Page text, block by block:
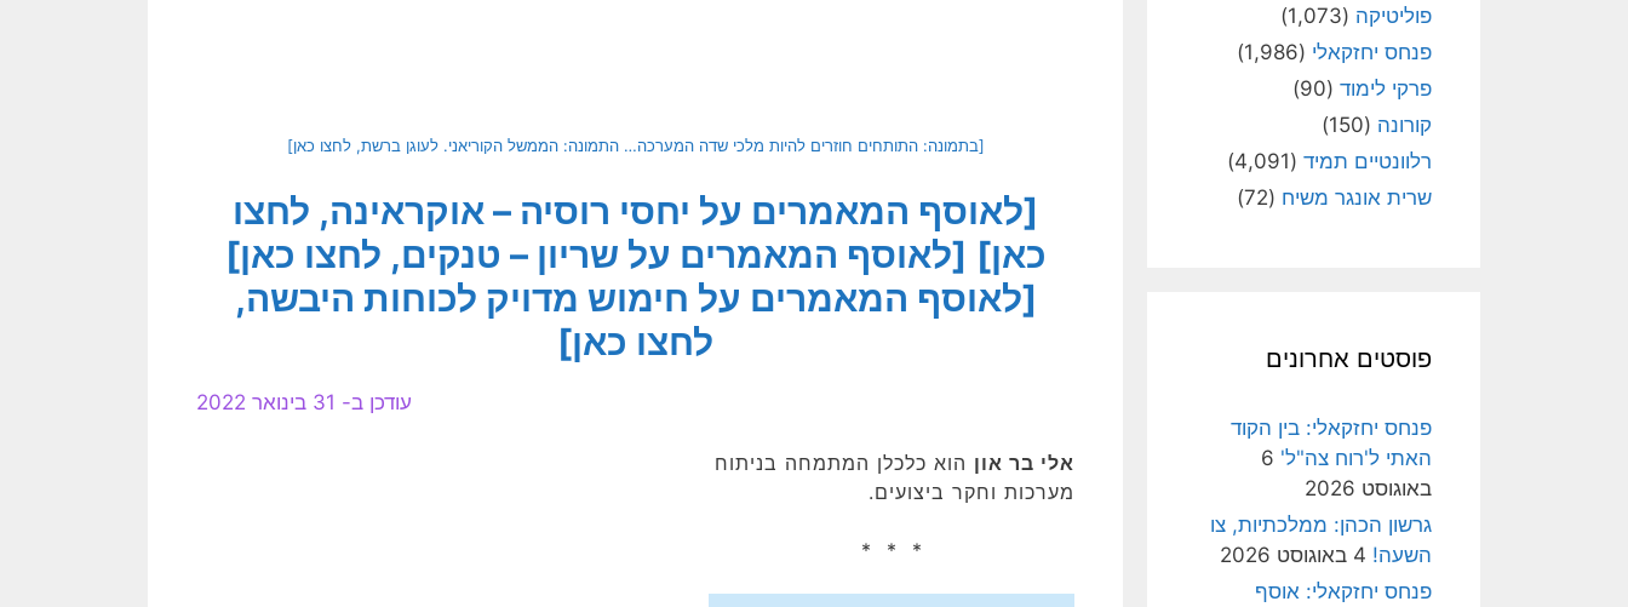
[בתמונה: התותחים חוזרים להיות מלכי שדה המערכה… התמונה: הממשל הקוריאני. לעוגן ברשת, לחצו כאן]
[לאוסף המאמרים על יחסי רוסיה – אוקראינה, לחצו
כאן] [לאוסף המאמרים על שריון – טנקים, לחצו כאן]
[לאוסף המאמרים על חימוש מדויק לכוחות היבשה,
לחצו כאן]
עודכן ב- 31 בינואר 2022
אלי בר און הוא כלכלן המתמחה בניתוח
מערכות וחקר ביצועים.
* * *
פוליטיקה (1,073)
פנחס יחזקאלי (1,986)
פרקי לימוד (90)
קורונה (150)
רלוונטיים תמיד (4,091)
שרית אונגר משיח (72)
פוסטים אחרונים
פנחס יחזקאלי: בין הקוד
האתי ל'רוח צה"ל' 6
באוגוסט 2026
גרשון הכהן: ממלכתיות, צו
השעה! 4 באוגוסט 2026
פנחס יחזקאלי: אוסף